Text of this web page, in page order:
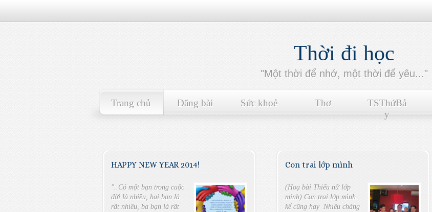
Thời đi học
"Một thời để nhớ, một thời để yêu..."
Trang chủ Đăng bài Sức khoẻ Thơ
TSThứBả
y
HAPPY NEW YEAR 2014!
"..Có một bạn trong cuộc
đời là nhiều, hai bạn là
rất nhiều, ba bạn là rất
Con trai lớp mình
(Hoạ bài Thiếu nữ lớp
mình) Con trai lớp mình
kể cũng hay Nhiều chàng